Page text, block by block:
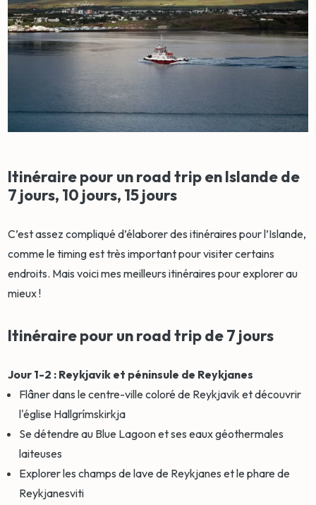
Itinéraire pour un road trip en Islande de
7 jours, 10 jours, 15 jours
C’est assez compliqué d’élaborer des itinéraires pour l’Islande,
comme le timing est très important pour visiter certains
endroits. Mais voici mes meilleurs itinéraires pour explorer au
mieux !
Itinéraire pour un road trip de 7 jours
Jour 1-2 : Reykjavik et péninsule de Reykjanes
Flâner dans le centre-ville coloré de Reykjavik et découvrir
l'église Hallgrímskirkja
Se détendre au Blue Lagoon et ses eaux géothermales
laiteuses
Explorer les champs de lave de Reykjanes et le phare de
Reykjanesviti